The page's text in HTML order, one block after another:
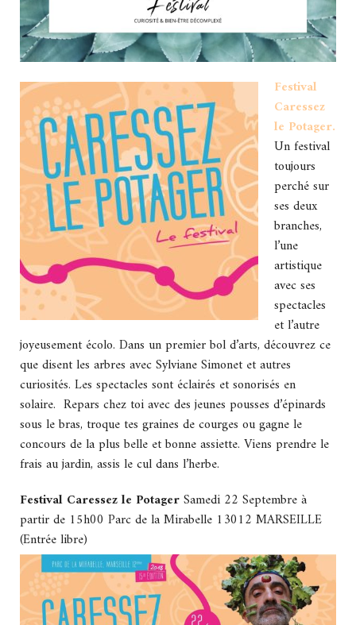
Festival
Caressez
le Potager.
Un festival
toujours
perché sur
ses deux
branches,
l’une
artistique
avec ses
spectacles
et l’autre
joyeusement écolo. Dans un premier bol d’arts, découvrez ce
que disent les arbres avec Sylviane Simonet et autres
curiosités. Les spectacles sont éclairés et sonorisés en
solaire. Repars chez toi avec des jeunes pousses d’épinards
sous le bras, troque tes graines de courges ou gagne le
concours de la plus belle et bonne assiette. Viens prendre le
frais au jardin, assis le cul dans l’herbe.
Festival Caressez le PotagerSamedi 22 Septembre à
partir de 15h00 Parc de la Mirabelle 13012 MARSEILLE
(Entrée libre)